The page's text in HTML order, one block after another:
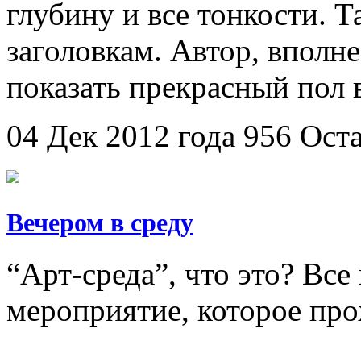
глубину и все тонкости.
заголовкам. Автор,
показать прекрасный пол
04 Дек 2012 года 956
Вечером в среду
“Арт-среда”, что это?
мероприятие, которое